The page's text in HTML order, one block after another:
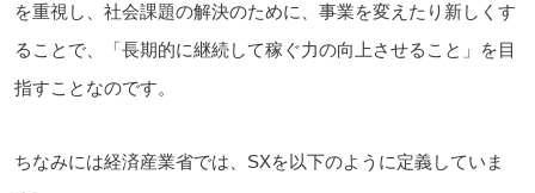
を重視し、社会課題の解決のために、事業を変えたり新しくす
ることで、「長期的に継続して稼ぐ力の向上させること」を目
指すことなのです。
ちなみには経済産業省では、SXを以下のように定義していま